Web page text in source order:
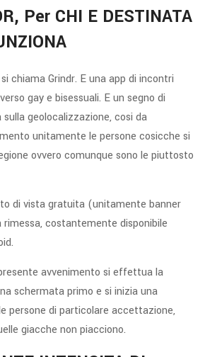
Per CHI E DESTINATA
chiama Grindr. E una app di incontri
gay e bisessuali. E un segno di
geolocalizzazione, cosi da
unitamente le persone cosicche si
ovvero comunque sono le piuttosto
di vista gratuita (unitamente banner
costantemente disponibile
avvenimento si effettua la
schermata primo e si inizia una
persone di particolare accettazione,
giacche non piacciono.